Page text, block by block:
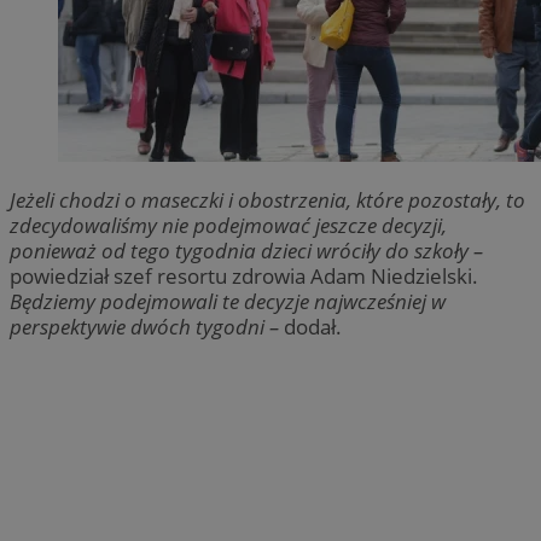
Jeżeli chodzi o maseczki i obostrzenia, które pozostały, to
zdecydowaliśmy nie podejmować jeszcze decyzji,
ponieważ od tego tygodnia dzieci wróciły do szkoły –
powiedział szef resortu zdrowia Adam Niedzielski.
Będziemy podejmowali te decyzje najwcześniej w
perspektywie dwóch tygodni – dodał.